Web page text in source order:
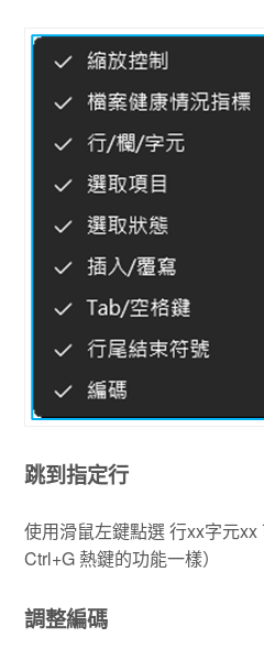
跳到指定行
使用滑鼠左鍵點選 行xx字元
Ctrl+G 熱鍵的功能一樣）
調整編碼